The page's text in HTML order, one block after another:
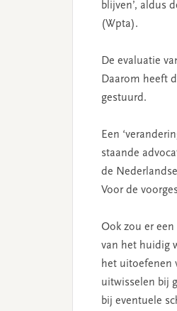
blijven’, aldus
(Wpta).
De evaluatie
Daarom heeft
gestuurd.
Een
staande
de
Voor de
Ook zou er
van het huidig
het uitoefenen
uitwisselen bij
bij eventuele